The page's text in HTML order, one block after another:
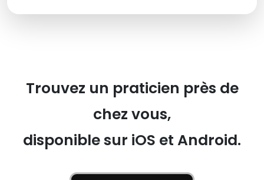
Trouvez un praticien près de
chez vous,
disponible sur iOS et Android.